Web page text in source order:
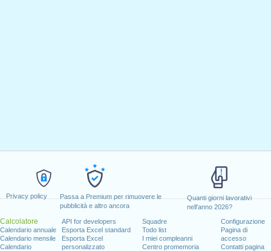
Privacy policy
Passa a Premium per rimuovere le
pubblicità e altro ancora
Quanti giorni lavorativi
nell'anno 2026?
Calcolatore
Calendario annuale
Calendario mensile
Calendario
API for developers
Esporta Excel standard
Esporta Excel
personalizzato
Squadre
Todo list
I miei compleanni
Centro promemoria
Configurazione
Pagina di
accesso
Contatti pagina